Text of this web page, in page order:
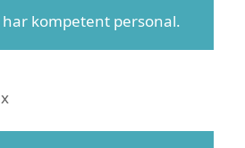
kompetent personal.